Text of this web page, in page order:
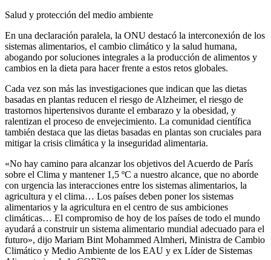
Salud y protección del medio ambiente
En una declaración paralela, la ONU destacó la interconexión de los
sistemas alimentarios, el cambio climático y la salud humana,
abogando por soluciones integrales a la producción de alimentos y
cambios en la dieta para hacer frente a estos retos globales.
Cada vez son más las investigaciones que indican que las dietas
basadas en plantas reducen el riesgo de Alzheimer, el riesgo de
trastornos hipertensivos durante el embarazo y la obesidad, y
ralentizan el proceso de envejecimiento. La comunidad científica
también destaca que las dietas basadas en plantas son cruciales para
mitigar la crisis climática y la inseguridad alimentaria.
«No hay camino para alcanzar los objetivos del Acuerdo de París
sobre el Clima y mantener 1,5 ºC a nuestro alcance, que no aborde
con urgencia las interacciones entre los sistemas alimentarios, la
agricultura y el clima… Los países deben poner los sistemas
alimentarios y la agricultura en el centro de sus ambiciones
climáticas… El compromiso de hoy de los países de todo el mundo
ayudará a construir un sistema alimentario mundial adecuado para el
futuro», dijo Mariam Bint Mohammed Almheri, Ministra de Cambio
Climático y Medio Ambiente de los EAU y ex Líder de Sistemas